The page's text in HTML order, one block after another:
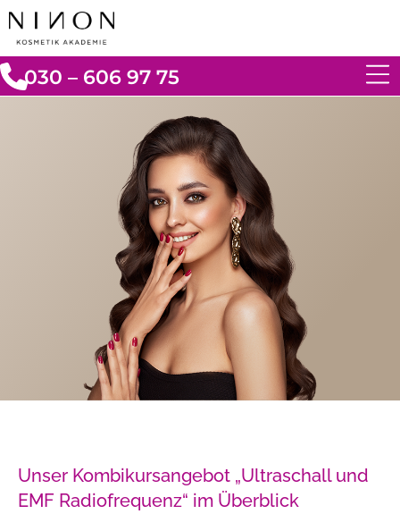
030 – 606 97 75
Unser Kombikursangebot „Ultraschall und
EMF Radiofrequenz“ im Überblick